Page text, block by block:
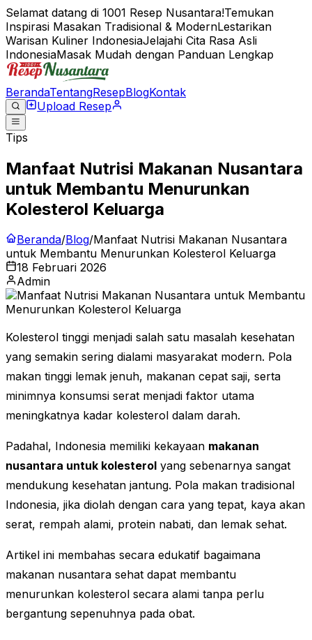
Selamat datang di 1001 Resep Nusantara!Temukan
Inspirasi Masakan Tradisional & ModernLestarikan
Warisan Kuliner IndonesiaJelajahi Cita Rasa Asli
IndonesiaMasak Mudah dengan Panduan Lengkap
BerandaTentangResepBlogKontak
Upload Resep
Tips
Manfaat Nutrisi Makanan Nusantara
untuk Membantu Menurunkan
Kolesterol Keluarga
Beranda/Blog/Manfaat Nutrisi Makanan Nusantara
untuk Membantu Menurunkan Kolesterol Keluarga
18 Februari 2026
Admin
Kolesterol tinggi menjadi salah satu masalah kesehatan
yang semakin sering dialami masyarakat modern. Pola
makan tinggi lemak jenuh, makanan cepat saji, serta
minimnya konsumsi serat menjadi faktor utama
meningkatnya kadar kolesterol dalam darah.
Padahal, Indonesia memiliki kekayaan makanan
nusantara untuk kolesterol yang sebenarnya sangat
mendukung kesehatan jantung. Pola makan tradisional
Indonesia, jika diolah dengan cara yang tepat, kaya akan
serat, rempah alami, protein nabati, dan lemak sehat.
Artikel ini membahas secara edukatif bagaimana
makanan nusantara sehat dapat membantu
menurunkan kolesterol secara alami tanpa perlu
bergantung sepenuhnya pada obat.